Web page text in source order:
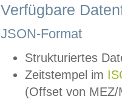
Verfügbare
JSON-Format
Strukturiertes
Zeitstempel im
(Offset von MEZ/